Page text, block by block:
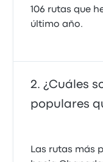
106 rutas que
último año.
¿Cuáles
populares
Las rutas más